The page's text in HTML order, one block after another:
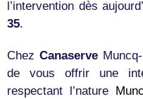
l’intervention dès
35.
Chez Canaserve
de vous offrir une
respectant l’nature